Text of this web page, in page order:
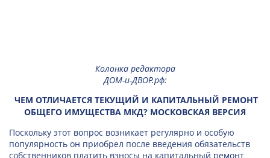
Колонка редактора
ДОМ-и-ДВОР.рф:
ЧЕМ ОТЛИЧАЕТСЯ ТЕКУЩИЙ И КАПИТАЛЬНЫЙ РЕМОНТ
ОБЩЕГО ИМУЩЕСТВА МКД? МОСКОВСКАЯ ВЕРСИЯ
Поскольку этот вопрос возникает регулярно и особую
популярность он приобрел после введения обязательств
собственников платить взносы на капитальный ремонт